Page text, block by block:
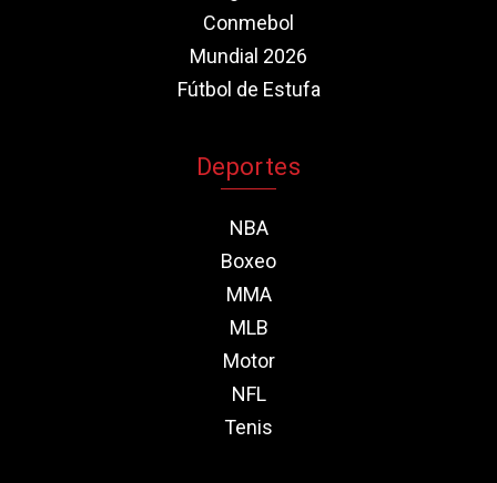
Conmebol
Mundial 2026
Fútbol de Estufa
Deportes
NBA
Boxeo
MMA
MLB
Motor
NFL
Tenis